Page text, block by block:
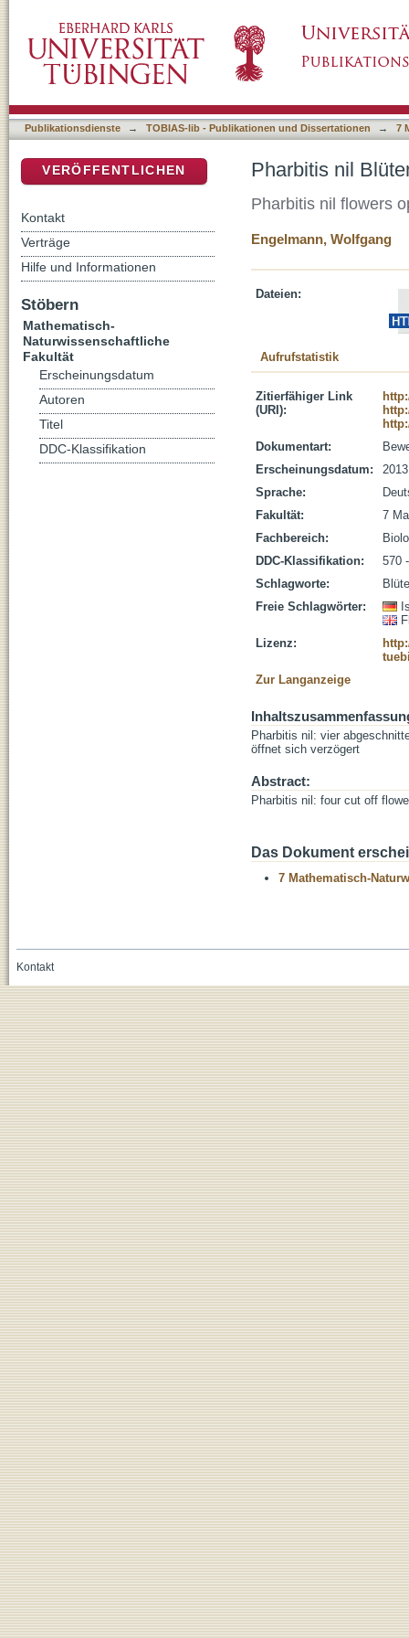
Publikationsdienste → TOBIAS-lib - Publikationen und Dissertationen → 7
Pharbitis nil
Pharbitis nil flowers
Engelmann, Wolfgang
Dateien:
Aufrufstatistik
Zitierfähiger Link
(URI):
Dokumentart:
Erscheinungsdatum:
2013
Sprache:
Fakultät:
7
Fachbereich:
DDC-Klassifikation:
570
Schlagworte:
Freie Schlagwörter:
Lizenz:
Zur Langanzeige
Pharbitis nil: vier
öffnet sich verzögert
Abstract:
Pharbitis nil: four cut off
Das Dokument
7 Mathematisch-
VERÖFFENTLICHEN
Kontakt
Verträge
Hilfe und Informationen
Stöbern
Mathematisch-
Naturwissenschaftliche
Fakultät
Erscheinungsdatum
Autoren
Titel
DDC-Klassifikation
Kontakt